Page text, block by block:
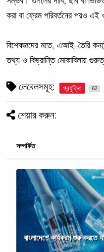
করা বা ফ্রেম পরিবর্তনের পরও এই
বিশেষজ্ঞদের মতে, এআই–তৈরি
তথ্য ও বিভ্রান্তি মোকাবিলায়
লেবেলসমূহ: প্রযুক্তি 62
শেয়ার করুন:
সম্পর্কিত
বাংলাদেশে কার্যক্রম শুরু করতে